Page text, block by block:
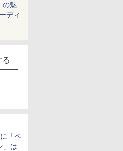
の魅
ディ
「ペ
」は